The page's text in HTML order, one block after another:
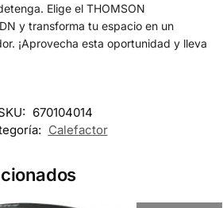
Elige el THOMSON
y transforma tu espacio en un
¡Aprovecha esta oportunidad y lleva
670104014
Calefactor